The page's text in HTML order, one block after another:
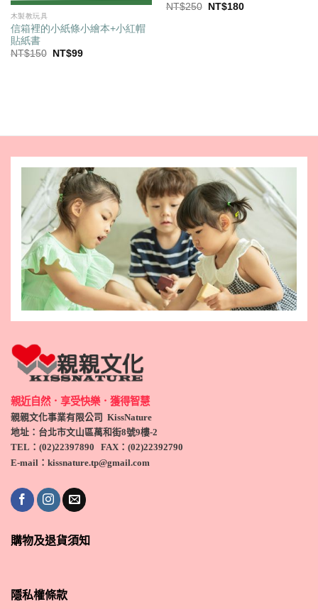
木製教玩具
信箱裡的小紙條小繪本+小紅帽
貼紙書
NT$150
原
NT$99目
NT$250
原
NT$180目
親近自然．享受快樂．獲得智慧
親親文化事業有限公司 KissNature
地址：台北市文山區萬和街8號9樓-2
TEL ：(02)22397890 FAX：(02)22392790
E-mail：kissnature.tp@gmail.com
購物及退貨須知
隱私權條款